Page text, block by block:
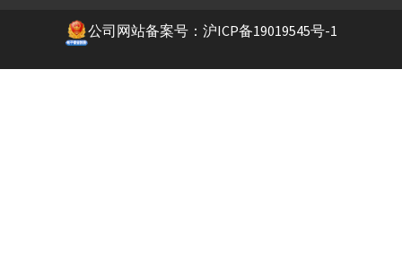
公司网站备案号：沪ICP备19019545号-1